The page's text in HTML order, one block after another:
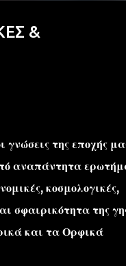
ABOUT
&
γνώσεις της εποχής
αναπάντητα
κοσμολογικές,
σφαιρικότητα της
και τα Ορφικά